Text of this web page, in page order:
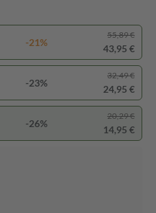
-21%
55,89 €
43,95 €
-23%
32,49 €
24,95 €
-26%
20,29 €
14,95 €